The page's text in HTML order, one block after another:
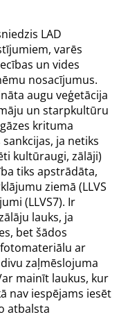
LAD
varēs
un vides
nosacījumus.
augu veģetācija
un starpkultūru
krituma
ja netiks
kultūraugi, zālāji)
tiks apstrādāta,
ziemā (LLVS
(LLVS7). Ir
lauks, ja
bet šādos
ar
zaļmēslojuma
mainīt laukus, kur
nav iespējams iesēt
atbalsta